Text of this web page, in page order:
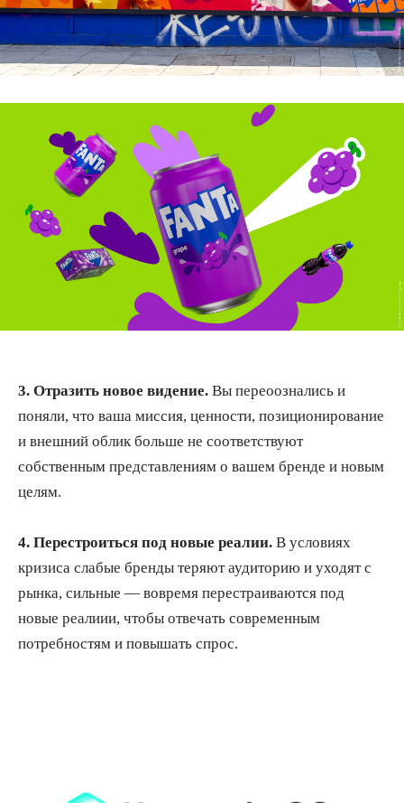
3. Отразить новое видение. Вы переоознались и
поняли, что ваша миссия, ценности, позиционирование
и внешний облик больше не соответствуют
собственным представлениям о вашем бренде и новым
целям.
4. Перестроиться под новые реалии. В условиях
кризиса слабые бренды теряют аудиторию и уходят с
рынка, сильные — вовремя перестраиваются под
новые реалиии, чтобы отвечать современным
потребностям и повышать спрос.